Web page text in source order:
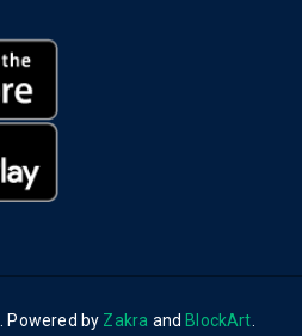
. Powered by Zakra and BlockArt